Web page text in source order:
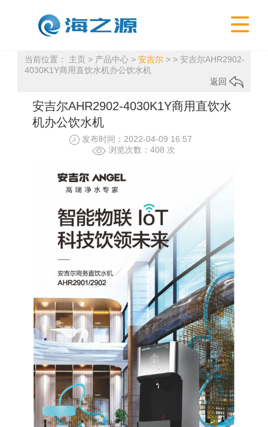

当前位置： 主页> 产品中心> 安吉尔> > 安吉尔AHR2902-
4030K1Y商用直饮水机办公饮水机
返回
安吉尔AHR2902-4030K1Y商用直饮水
机办公饮水机
发布时间：2022-04-09 16:57
浏览次数：408 次